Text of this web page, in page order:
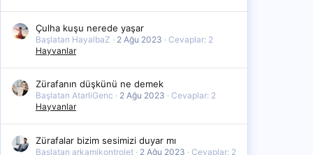
Çulha kuşu nerede yaşar
Başlatan HayalbaZ 2 Ağu 2023
Cevaplar: 2
Hayvanlar
Zürafanın düşkünü ne demek
Başlatan AtarliGenc 2 Ağu 2023
Cevaplar: 2
Hayvanlar
Zürafalar bizim sesimizi duyar mı
Başlatan arkamikontrolet 2 Ağu 2023
Cevaplar: 2